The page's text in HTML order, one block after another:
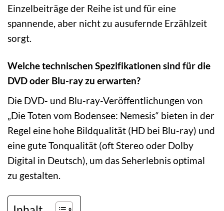
Einzelbeiträge der Reihe ist und für eine
spannende, aber nicht zu ausufernde Erzählzeit
sorgt.
Welche technischen Spezifikationen sind für die
DVD oder Blu-ray zu erwarten?
Die DVD- und Blu-ray-Veröffentlichungen von
„Die Toten vom Bodensee: Nemesis“ bieten in der
Regel eine hohe Bildqualität (HD bei Blu-ray) und
eine gute Tonqualität (oft Stereo oder Dolby
Digital in Deutsch), um das Seherlebnis optimal
zu gestalten.